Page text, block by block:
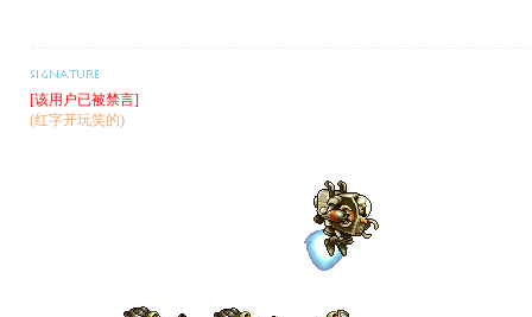
[该用户已被禁言]
(红字开玩笑的)